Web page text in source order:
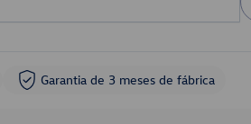
Garantia de 3 meses de fábrica